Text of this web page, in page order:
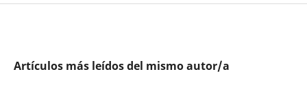
Artículos más leídos del mismo autor/a